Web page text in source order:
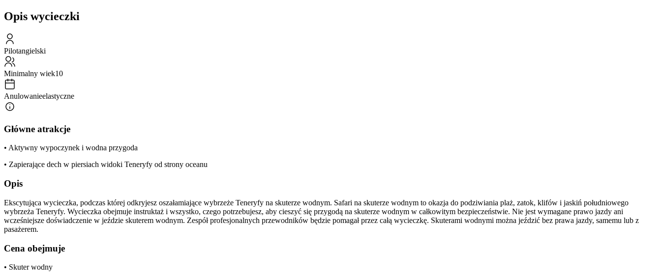
Opis wycieczki
Pilotangielski
Minimalny wiek10
Anulowanieelastyczne
Główne atrakcje
• Aktywny wypoczynek i wodna przygoda
• Zapierające dech w piersiach widoki Teneryfy od strony oceanu
Opis
Ekscytująca wycieczka, podczas której odkryjesz oszałamiające wybrzeże Teneryfy na skuterze wodnym. Safari na skuterze wodnym to okazja do podziwiania plaż, zatok, klifów i jaskiń południowego
wybrzeża Teneryfy. Wycieczka obejmuje instruktaż i wszystko, czego potrzebujesz, aby cieszyć się przygodą na skuterze wodnym w całkowitym bezpieczeństwie. Nie jest wymagane prawo jazdy ani
wcześniejsze doświadczenie w jeździe skuterem wodnym. Zespół profesjonalnych przewodników będzie pomagał przez całą wycieczkę. Skuterami wodnymi można jeździć bez prawa jazdy, samemu lub z
pasażerem.
Cena obejmuje
• Skuter wodny